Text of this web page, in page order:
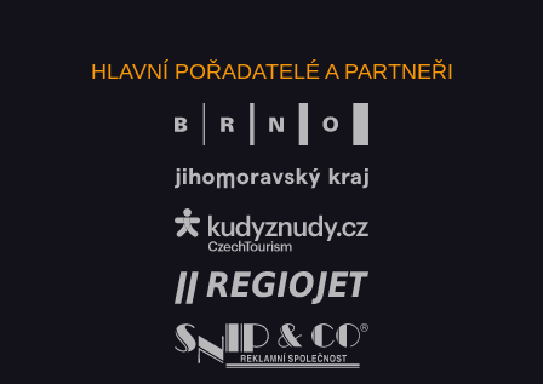
HLAVNÍ POŘADATELÉ A PARTNEŘI